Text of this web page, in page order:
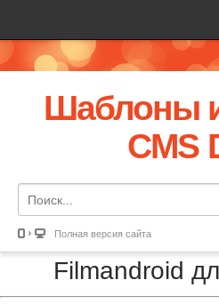
Шаблоны
CMS
Полная версия сайта
Filmandroid